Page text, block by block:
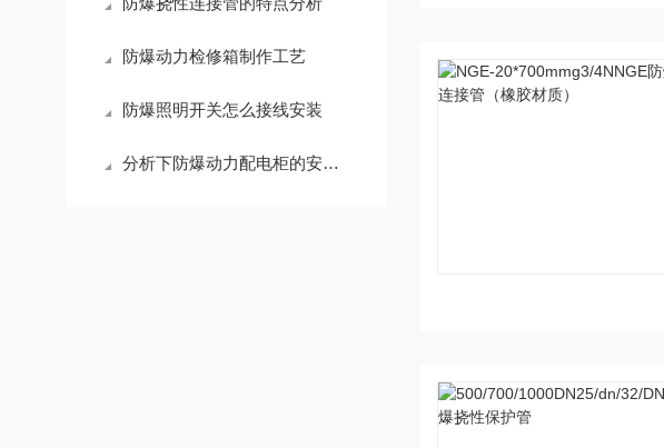
防爆动力检修箱制作工艺
防爆照明开关怎么接线安装
分析下防爆动力配电柜的安装方法